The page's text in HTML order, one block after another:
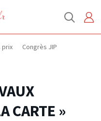
prix Congrès JIP
CARTE »